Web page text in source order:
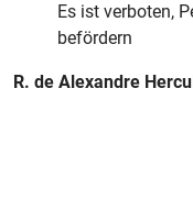
Es ist verboten,
befördern
R. de Alexandre